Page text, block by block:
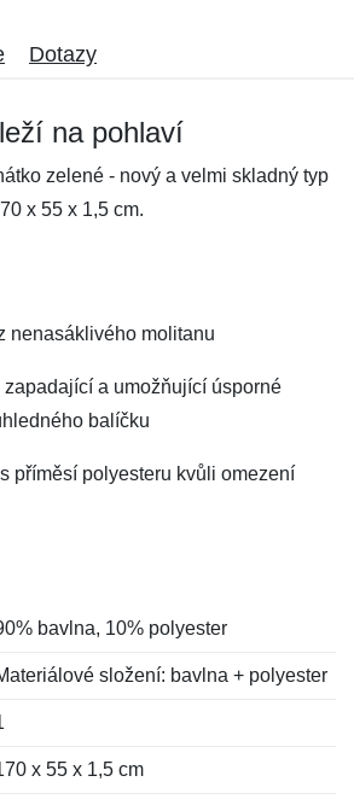
Dotazy
na pohlaví
zelené - nový a velmi skladný typ
x 55 x 1,5 cm.
nenasáklivého molitanu
zapadající a umožňující úsporné
balíčku
příměsí polyesteru kvůli omezení
bavlna, 10% polyester
složení: bavlna + polyester
x 55 x 1,5 cm